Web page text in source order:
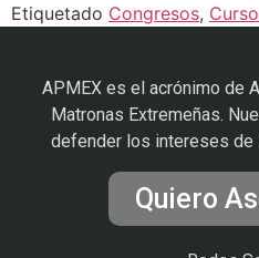
Etiquetado Congresos,
APMEX es el acrónimo de
Matronas Extremeñas.
defender los intereses de
Quiero